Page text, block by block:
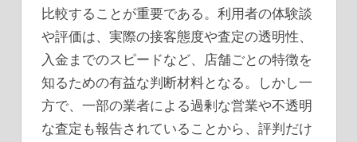
比較することが重要である。利用者の体験談
や評価は、実際の接客態度や査定の透明性、
入金までのスピードなど、店舗ごとの特徴を
知るための有益な判断材料となる。しかし一
方で、一部の業者による過剰な営業や不透明
な査定も報告されていることから、評判だけ